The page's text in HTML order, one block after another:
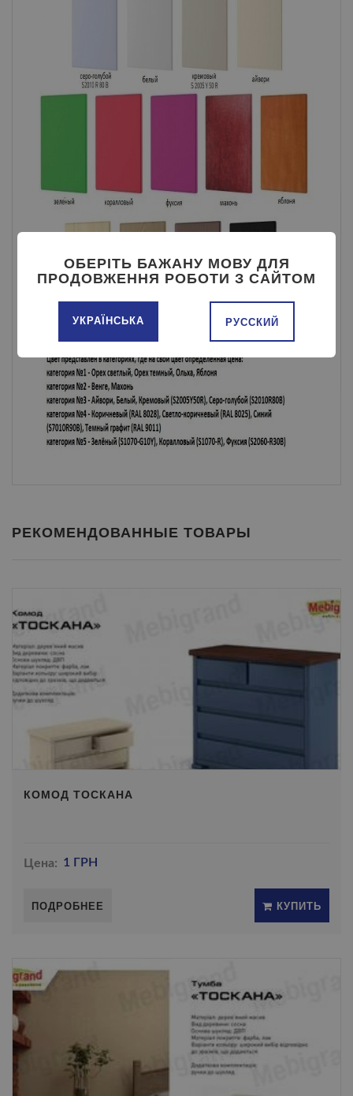
РЕКОМЕНДОВАННЫЕ ТОВАРЫ
КОМОД ТОСКАНА
Цена: 1 ГРН
ПОДРОБНЕЕ КУПИТЬ
ОБЕРІТЬ БАЖАНУ МОВУ ДЛЯ
ПРОДОВЖЕННЯ РОБОТИ З САЙТОМ
УКРАЇНСЬКА РУССКИЙ